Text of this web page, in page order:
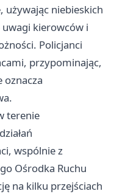
niebieskich
uwagi kierowców i
Policjanci
przypominając,
oznacza
terenie
wspólnie z
Ośrodka Ruchu
na kilku przejściach